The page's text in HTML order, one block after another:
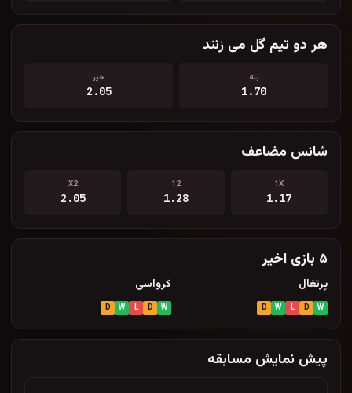
هر دو تیم گل می زنند
بله
1.70
خیر
2.05
شانس مضاعف
1X
1.17
12
1.28
X2
2.05
۵ بازی اخیر
پرتغال
W
D
L
W
D
کرواسی
W
D
L
W
D
پیش نمایش مسابقه